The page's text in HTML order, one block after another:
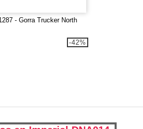
- Gorra Trucker North
-42%